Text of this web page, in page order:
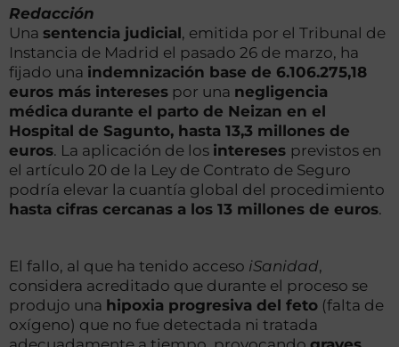
Redacción
Una sentencia judicial, emitida por el Tribunal de
Instancia de Madrid el pasado 26 de marzo, ha
fijado una indemnización base de 6.106.275,18
euros más intereses por una negligencia
médica durante el parto de Neizan en el
Hospital de Sagunto, hasta 13,3 millones de
euros. La aplicación de los intereses previstos en
el artículo 20 de la Ley de Contrato de Seguro
podría elevar la cuantía global del procedimiento
hasta cifras cercanas a los 13 millones de euros.
El fallo, al que ha tenido acceso iSanidad,
considera acreditado que durante el proceso se
produjo una hipoxia progresiva del feto (falta de
oxígeno) que no fue detectada ni tratada